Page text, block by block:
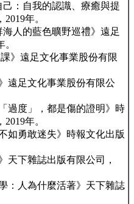
：自我的認識、療癒與提
年。
人的藍色曠野巡禮》遠足
》遠足文化事業股份有限
遠足文化事業股份有限公
過度」，都是傷的證明》時
年。
如勇敢迷失》時報文化出版
天下雜誌出版有限公司，
：人為什麼活著》天下雜誌